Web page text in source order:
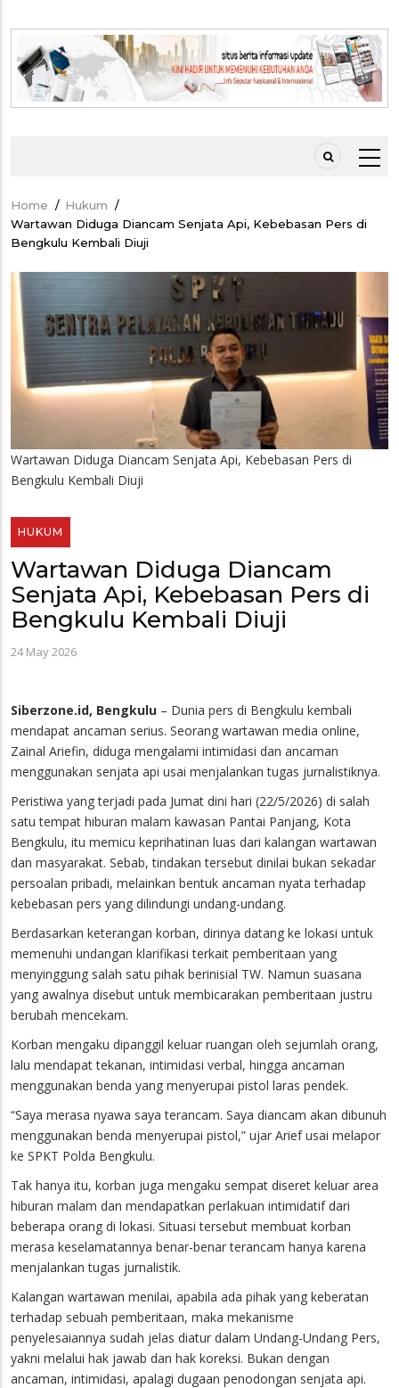
Breadcrumb
Home / Hukum /
Wartawan Diduga Diancam Senjata Api, Kebebasan Pers di
Bengkulu Kembali Diuji
Wartawan Diduga Diancam Senjata Api, Kebebasan Pers di
Bengkulu Kembali Diuji
HUKUM
Wartawan Diduga Diancam
Senjata Api, Kebebasan Pers di
Bengkulu Kembali Diuji
24 May 2026
Siberzone.id, Bengkulu – Dunia pers di Bengkulu kembali
mendapat ancaman serius. Seorang wartawan media online,
Zainal Ariefin, diduga mengalami intimidasi dan ancaman
menggunakan senjata api usai menjalankan tugas jurnalistiknya.
Peristiwa yang terjadi pada Jumat dini hari (22/5/2026) di salah
satu tempat hiburan malam kawasan Pantai Panjang, Kota
Bengkulu, itu memicu keprihatinan luas dari kalangan wartawan
dan masyarakat. Sebab, tindakan tersebut dinilai bukan sekadar
persoalan pribadi, melainkan bentuk ancaman nyata terhadap
kebebasan pers yang dilindungi undang-undang.
Berdasarkan keterangan korban, dirinya datang ke lokasi untuk
memenuhi undangan klarifikasi terkait pemberitaan yang
menyinggung salah satu pihak berinisial TW. Namun suasana
yang awalnya disebut untuk membicarakan pemberitaan justru
berubah mencekam.
Korban mengaku dipanggil keluar ruangan oleh sejumlah orang,
lalu mendapat tekanan, intimidasi verbal, hingga ancaman
menggunakan benda yang menyerupai pistol laras pendek.
“Saya merasa nyawa saya terancam. Saya diancam akan dibunuh
menggunakan benda menyerupai pistol,” ujar Arief usai melapor
ke SPKT Polda Bengkulu.
Tak hanya itu, korban juga mengaku sempat diseret keluar area
hiburan malam dan mendapatkan perlakuan intimidatif dari
beberapa orang di lokasi. Situasi tersebut membuat korban
merasa keselamatannya benar-benar terancam hanya karena
menjalankan tugas jurnalistik.
Kalangan wartawan menilai, apabila ada pihak yang keberatan
terhadap sebuah pemberitaan, maka mekanisme
penyelesaiannya sudah jelas diatur dalam Undang-Undang Pers,
yakni melalui hak jawab dan hak koreksi. Bukan dengan
ancaman, intimidasi, apalagi dugaan penodongan senjata api.